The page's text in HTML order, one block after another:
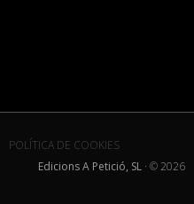
POLÍTICA DE COOKIES
Edicions A Petició, SL · ©2026